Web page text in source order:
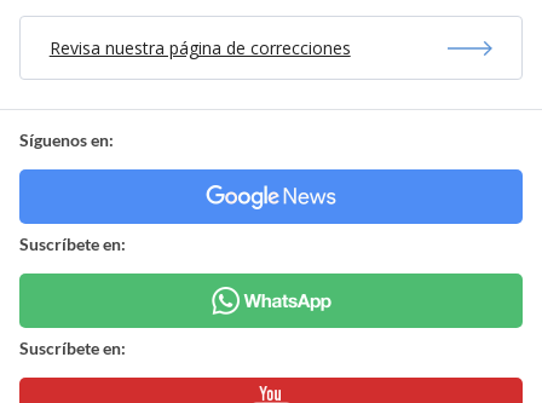
Revisa nuestra página de correcciones
Síguenos en:
Suscríbete en:
Suscríbete en: